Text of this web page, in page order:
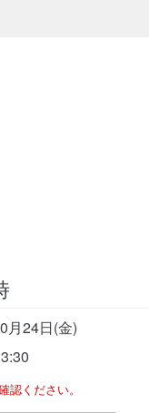
月24日(金)
認ください。